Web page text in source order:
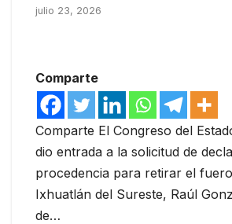
julio 23, 2026
Comparte
Comparte El Congreso del
dio entrada a la solicitud de
procedencia para retirar el
Ixhuatlán del Sureste, Raúl
de…